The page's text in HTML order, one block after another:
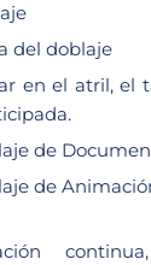
del doblaje
en el atril, el
de
de